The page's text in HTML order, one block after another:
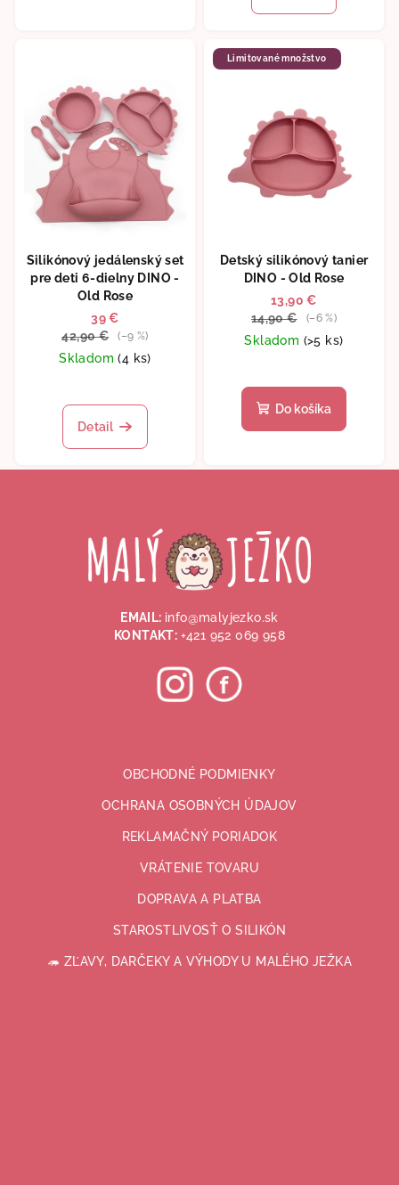
5
Silikónový jedálenský set
pre deti 6-dielny DINO -
Old Rose
39 €
42,90 €
(–9 %)
Skladom(4 ks)
Detail
Limitované množstvo
Detský silikónový tanier
DINO - Old Rose
13,90 €
14,90 €
(–6 %)
Skladom (>5 ks)
Do košíka
EMAIL: info@malyjezko.sk
KONTAKT: +421 952 069 958
OBCHODNÉ PODMIENKY
OCHRANA OSOBNÝCH ÚDAJOV
REKLAMAČNÝ PORIADOK
VRÁTENIE TOVARU
DOPRAVA A PLATBA
STAROSTLIVOSŤ O SILIKÓN
🦔 ZĽAVY, DARČEKY A VÝHODY U MALÉHO JEŽKA